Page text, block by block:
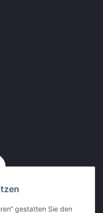
gestatten Sie den